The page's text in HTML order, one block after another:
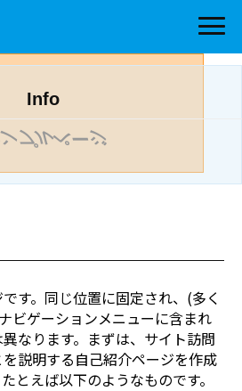
Info
プルページ
す。同じ位置に固定され、(多く
ビゲーションメニューに含まれ
なります。まずは、サイト訪問
説明する自己紹介ページを作成
とえば以下のようなものです。